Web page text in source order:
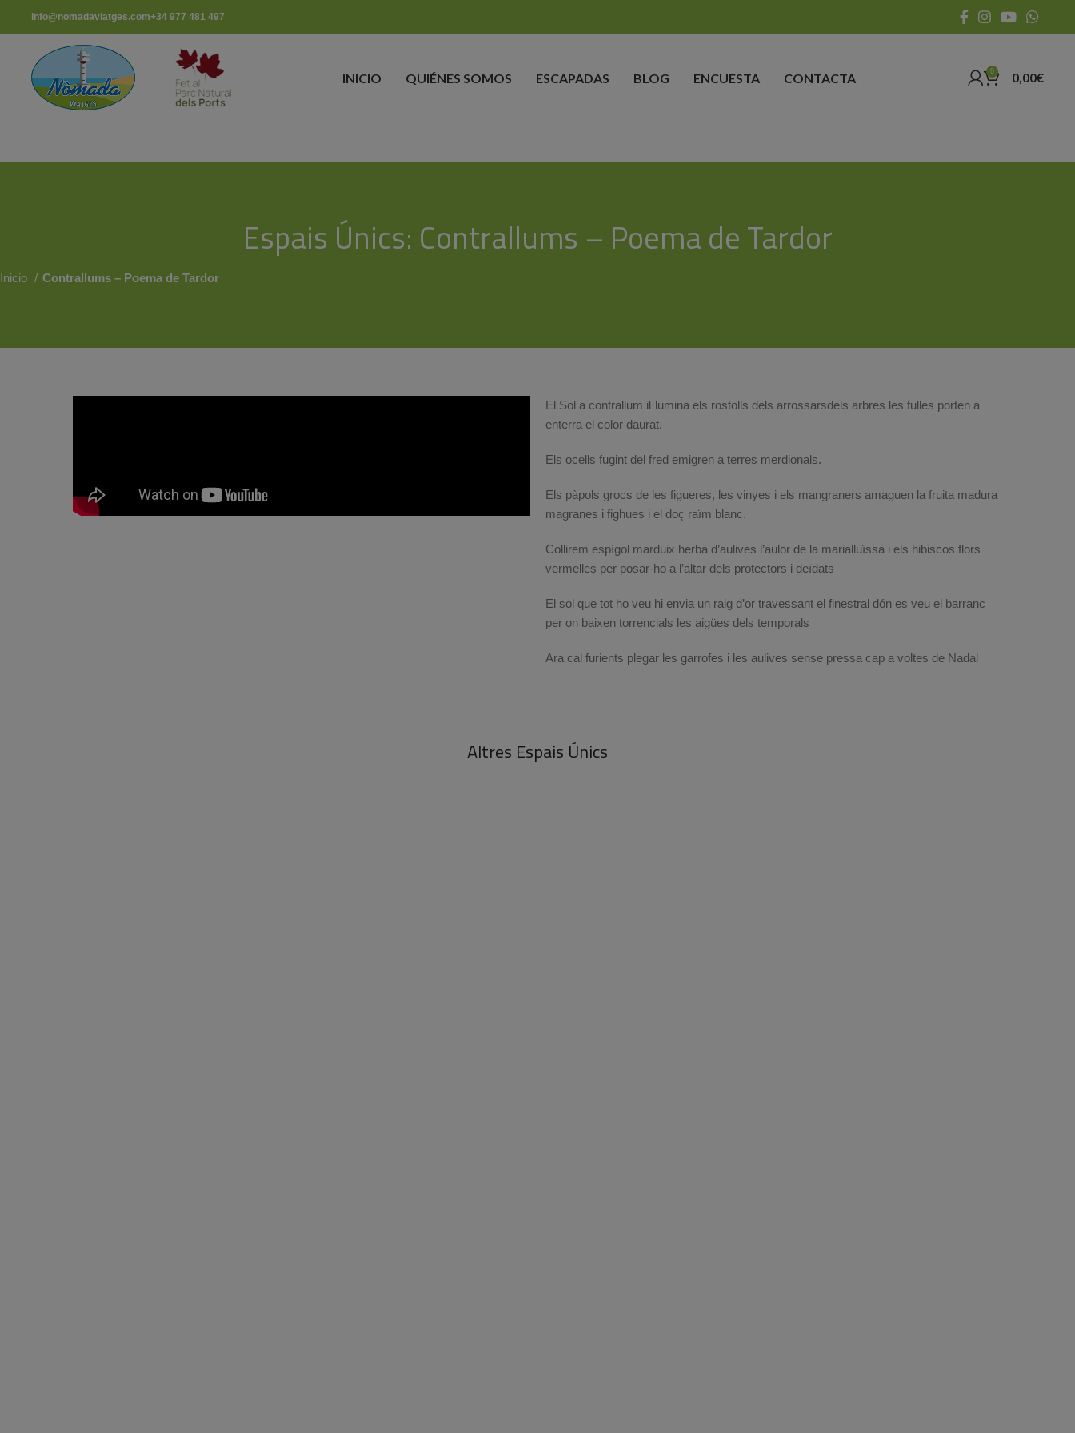
info@nomadaviatges.com+34 977 481 497
INICIO QUIÉNES SOMOS ESCAPADAS BLOG ENCUESTA CONTACTA 0 0,00€
Espais Únics: Contrallums – Poema de Tardor
Inicio Contrallums – Poema de Tardor
El Sol a contrallum il·lumina els rostolls dels arrossarsdels arbres les fulles porten a
enterra el color daurat.
Els ocells fugint del fred emigren a terres merdionals.
Els pàpols grocs de les figueres, les vinyes i els mangraners amaguen la fruita madura
magranes i fighues i el doç raïm blanc.
Collirem espígol marduix herba d’aulives l’aulor de la marialluïssa i els hibiscos flors
vermelles per posar-ho a l’altar dels protectors i deïdats
El sol que tot ho veu hi envia un raig d’or travessant el finestral dón es veu el barranc
per on baixen torrencials les aigües dels temporals
Ara cal furients plegar les garrofes i les aulives sense pressa cap a voltes de Nadal
Altres Espais Únics